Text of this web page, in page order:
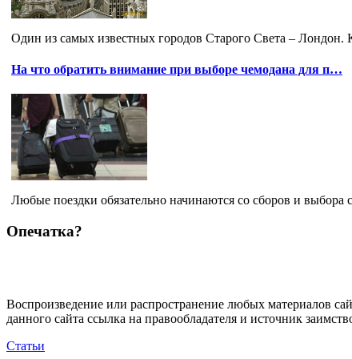
Один из самых известных городов Старого Света –
На что обратить внимание при выборе чемодана для п…
Любые поездки обязательно начинаются со сборов и выбора
Опечатка?
Воспроизведение или распространение любых материалов
данного сайта ссылка на правообладателя и источник
Статьи